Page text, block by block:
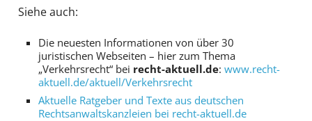
Siehe auch:
Die neuesten Informationen von über 30
juristischen Webseiten – hier zum Thema
„Verkehrsrecht“ bei recht-aktuell.de:www.recht-
aktuell.de/aktuell/Verkehrsrecht
Aktuelle Ratgeber und Texte aus deutschen
Rechtsanwaltskanzleien bei recht-aktuell.de